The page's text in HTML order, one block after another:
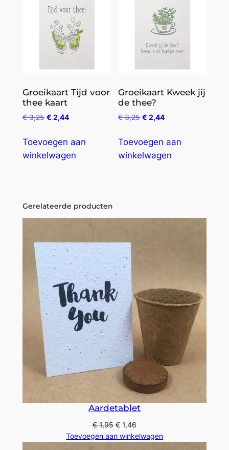
Groeikaart Tijd voor
thee kaart
€3,25 € 2,44
Toevoegen aan
winkelwagen
Groeikaart Kweek jij
de thee?
€3,25 € 2,44
Toevoegen aan
winkelwagen
Gerelateerde producten
Aardetablet
€1,95 € 1,46
Toevoegen aan winkelwagen